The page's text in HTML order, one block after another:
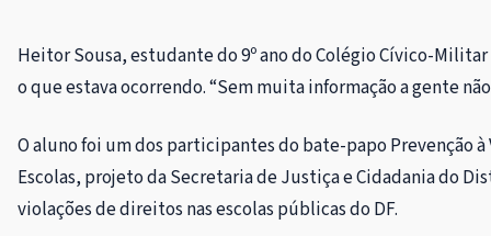
Heitor Sousa, estudante do 9º ano do Colégio Cívico-
o que estava ocorrendo. “Sem muita informação a gente
O aluno foi um dos participantes do bate-papo Prevenção
Escolas, projeto da Secretaria de Justiça e Cidadania do
violações de direitos nas escolas públicas do DF.